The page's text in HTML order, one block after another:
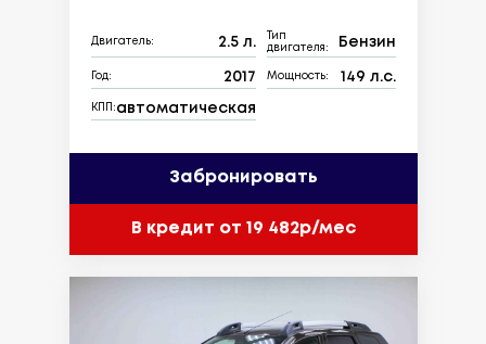
Двигатель: 2.5 л.
Тип
двигателя:
Бензин
Год: 2017 Мощность: 149 л.с.
КПП: автоматическая
Забронировать
В кредит от 19 482р/мес